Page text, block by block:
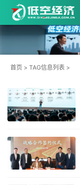
首页 > TAG信息列表 >